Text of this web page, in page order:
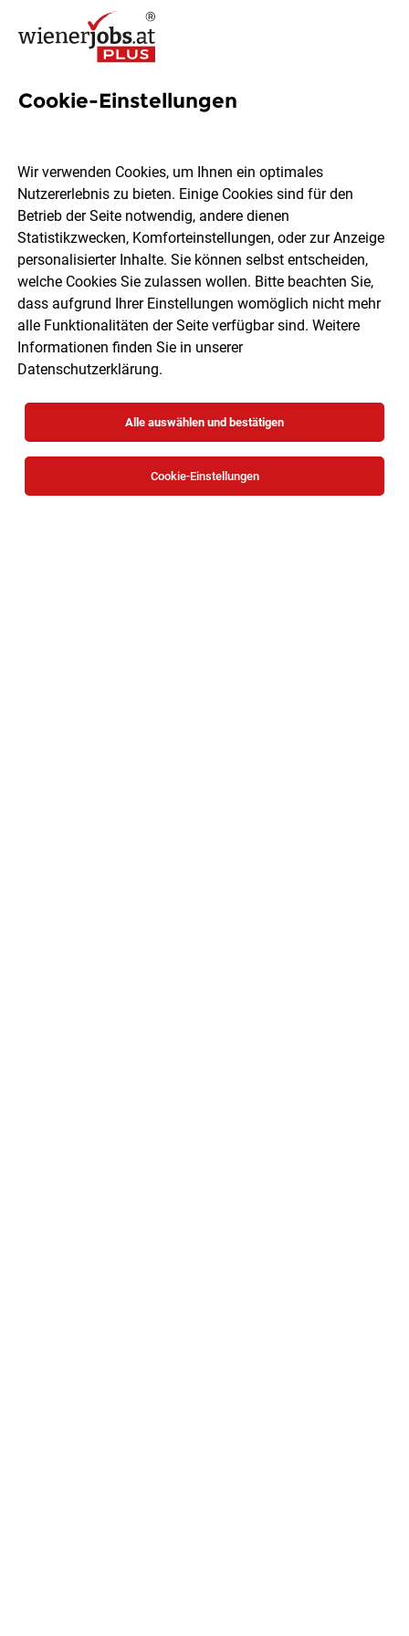
Betriebselektriker (m/w/d)
keyman GmbH
Wien, Niederösterreich Vollzeit 03.08.2026
Cookie-Einstellungen
Wir verwenden Cookies, um Ihnen ein optimales
Nutzererlebnis zu bieten. Einige Cookies sind für den
Betrieb der Seite notwendig, andere dienen
Statistikzwecken, Komforteinstellungen, oder zur Anzeige
personalisierter Inhalte. Sie können selbst entscheiden,
welche Cookies Sie zulassen wollen. Bitte beachten Sie,
dass aufgrund Ihrer Einstellungen womöglich nicht mehr
alle Funktionalitäten der Seite verfügbar sind. Weitere
Informationen finden Sie in unserer
Datenschutzerklärung.
Alle auswählen und bestätigen
Cookie-Einstellungen